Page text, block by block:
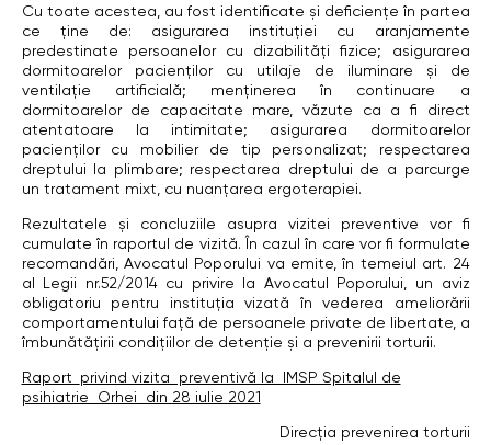
Cu toate acestea, au fost identificate și deficiențe în partea
ce ține de: asigurarea instituției cu aranjamente
predestinate persoanelor cu dizabilități fizice; asigurarea
dormitoarelor pacienților cu utilaje de iluminare și de
ventilație artificială; menținerea în continuare a
dormitoarelor de capacitate mare, văzute ca a fi direct
atentatoare la intimitate; asigurarea dormitoarelor
pacienților cu mobilier de tip personalizat; respectarea
dreptului la plimbare; respectarea dreptului de a parcurge
un tratament mixt, cu nuanțarea ergoterapiei.
Rezultatele și concluziile asupra vizitei preventive vor fi
cumulate în raportul de vizită. În cazul în care vor fi formulate
recomandări, Avocatul Poporului va emite, în temeiul art. 24
al Legii nr.52/2014 cu privire la Avocatul Poporului, un aviz
obligatoriu pentru instituția vizată în vederea ameliorării
comportamentului faţă de persoanele private de libertate, a
îmbunătăţirii condiţiilor de detenţie şi a prevenirii torturii.
Raport_privind vizita preventivă la IMSP Spitalul de
psihiatrie Orhei din 28 iulie 2021
Direcția prevenirea torturii